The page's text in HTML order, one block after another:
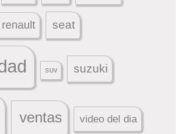
renault seat
suv suzuki
ventas video del dia